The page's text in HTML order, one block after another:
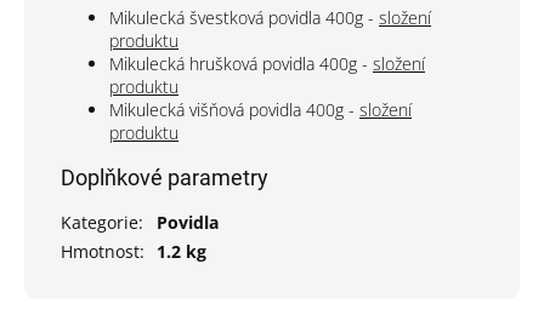
Mikulecká švestková povidla 400g - složení
produktu
Mikulecká hrušková povidla 400g - složení
produktu
Mikulecká višňová povidla 400g - složení
produktu
Doplňkové parametry
Kategorie:
Povidla
Hmotnost: 1.2 kg